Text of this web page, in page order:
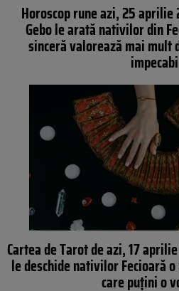
Horoscop rune azi, 25
Gebo le arată nativilor din
sinceră valorează mai mult
Cartea de Tarot de azi, 17
le deschide nativilor Fecioară
care puțini o